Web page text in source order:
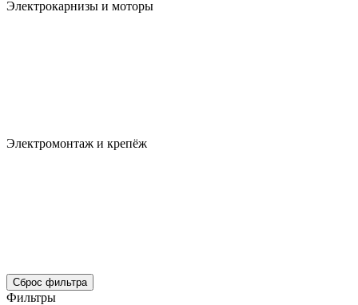
Электрокарнизы и моторы
Электромонтаж и крепёж
Сброс фильтра
Фильтры